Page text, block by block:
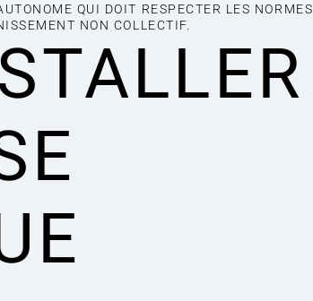
QUI DOIT RESPECTER LES NORMES
NON COLLECTIF.